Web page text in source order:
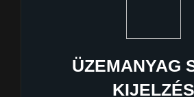
ÜZEMANYAG
KIJELZÉS